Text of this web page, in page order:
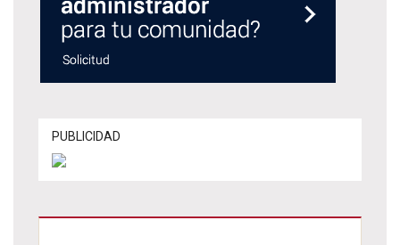
PUBLICIDAD